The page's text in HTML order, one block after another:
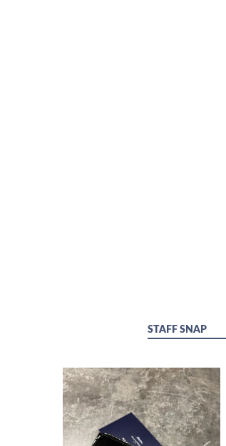
STAFF SNAP